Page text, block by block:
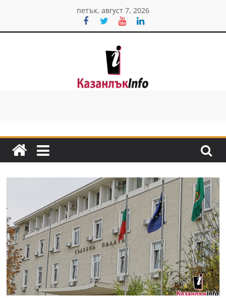
content
петък, август 7, 2026
Казанлък
Н
в
и
н
и
о
К
а